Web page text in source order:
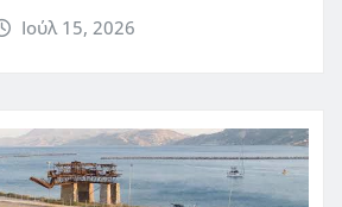
Ιούλ 15, 2026